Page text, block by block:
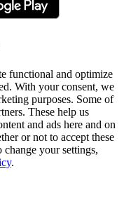
functional and optimize
With your consent, we
purposes. Some of
These help us
and ads here and on
or not to accept these
your settings,
.